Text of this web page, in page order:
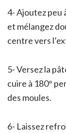
4- Ajoutez peu
et mélangez
centre vers
5- Versez la
cuire à 180°
des moules.
6- Laissez